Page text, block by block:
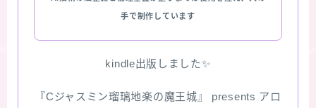
手で制作しています
kindle出版しました✨
『Cジャスミン瑠璃地楽の魔王城』 presents アロ